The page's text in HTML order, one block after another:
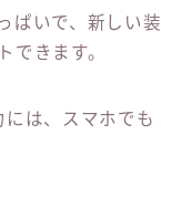
ぱいで、新しい装
できます。
は、スマホでも